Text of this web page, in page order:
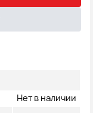
Нет в наличии